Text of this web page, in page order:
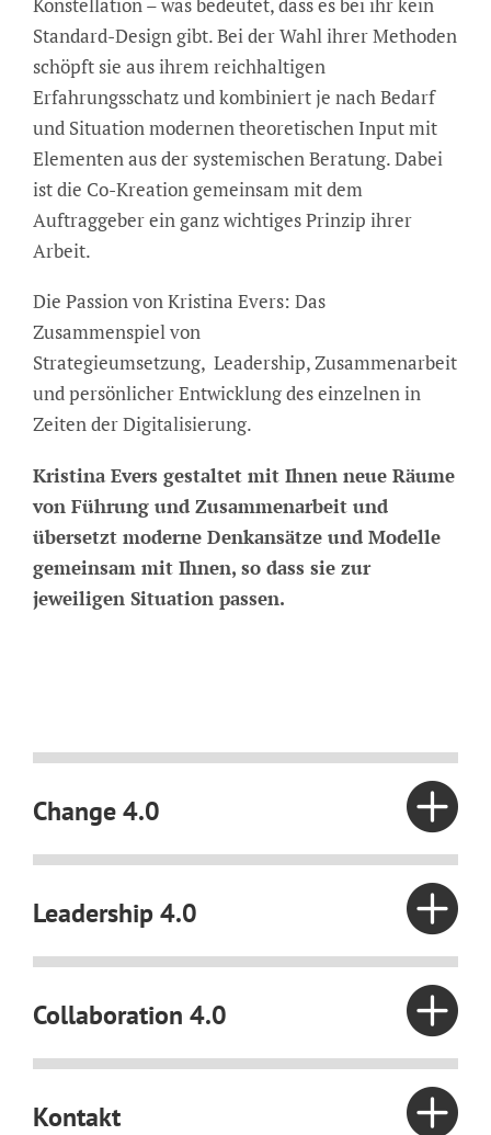
Standard-Design gibt. Bei der Wahl ihrer Methoden
schöpft sie aus ihrem reichhaltigen
Erfahrungsschatz und kombiniert je nach Bedarf
und Situation modernen theoretischen Input mit
Elementen aus der systemischen Beratung. Dabei
ist die Co-Kreation gemeinsam mit dem
Auftraggeber ein ganz wichtiges Prinzip ihrer
Arbeit.
Die Passion von Kristina Evers: Das
Zusammenspiel von
Strategieumsetzung, Leadership, Zusammenarbeit
und persönlicher Entwicklung des einzelnen in
Zeiten der Digitalisierung.
Kristina Evers gestaltet mit Ihnen neue Räume
von Führung und Zusammenarbeit und
übersetzt moderne Denkansätze und Modelle
gemeinsam mit Ihnen, so dass sie zur
jeweiligen Situation passen.
Change 4.0
Leadership 4.0
Collaboration 4.0
Kontakt